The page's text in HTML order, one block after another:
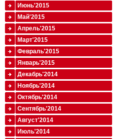
Июнь'2015
Май'2015
Апрель'2015
Март'2015
Февраль'2015
Январь'2015
Декабрь'2014
Ноябрь'2014
Октябрь'2014
Сентябрь'2014
Август'2014
Июль'2014